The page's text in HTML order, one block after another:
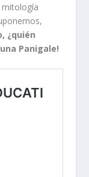
mitología
¿quién
Panigale!